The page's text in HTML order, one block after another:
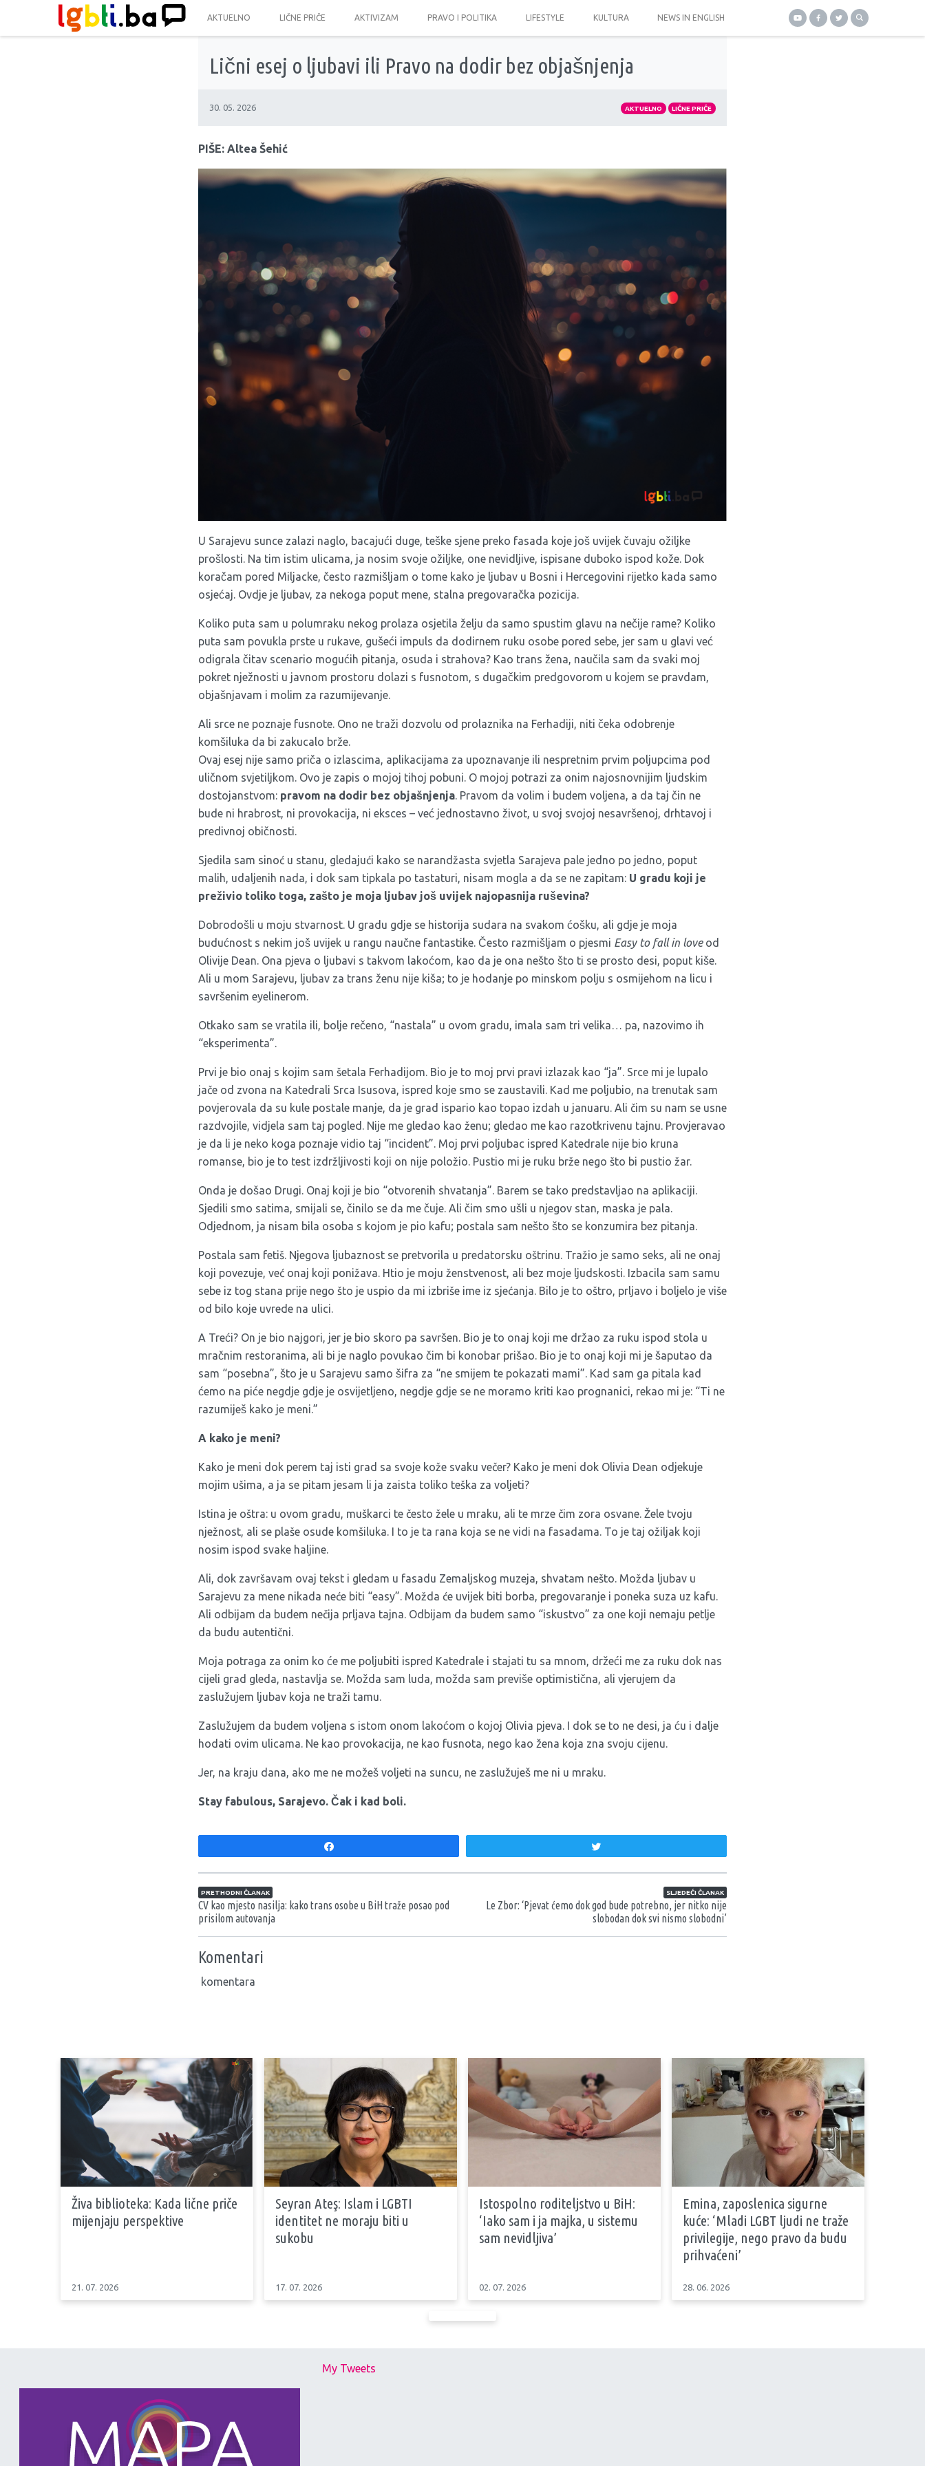
AKTUELNO LIČNE PRIČE AKTIVIZAM PRAVO I POLITIKA LIFESTYLE KULTURA NEWS IN ENGLISH
Lični esej o ljubavi ili Pravo na dodir bez objašnjenja
30. 05. 2026 AKTUELNO LIČNE PRIČE
PIŠE: Altea Šehić
U Sarajevu sunce zalazi naglo, bacajući duge, teške sjene preko fasada koje još uvijek čuvaju ožiljke
prošlosti. Na tim istim ulicama, ja nosim svoje ožiljke, one nevidljive, ispisane duboko ispod kože. Dok
koračam pored Miljacke, često razmišljam o tome kako je ljubav u Bosni i Hercegovini rijetko kada samo
osjećaj. Ovdje je ljubav, za nekoga poput mene, stalna pregovaračka pozicija.
Koliko puta sam u polumraku nekog prolaza osjetila želju da samo spustim glavu na nečije rame? Koliko
puta sam povukla prste u rukave, gušeći impuls da dodirnem ruku osobe pored sebe, jer sam u glavi već
odigrala čitav scenario mogućih pitanja, osuda i strahova? Kao trans žena, naučila sam da svaki moj
pokret nježnosti u javnom prostoru dolazi s fusnotom, s dugačkim predgovorom u kojem se pravdam,
objašnjavam i molim za razumijevanje.
Ali srce ne poznaje fusnote. Ono ne traži dozvolu od prolaznika na Ferhadiji, niti čeka odobrenje
komšiluka da bi zakucalo brže.
Ovaj esej nije samo priča o izlascima, aplikacijama za upoznavanje ili nespretnim prvim poljupcima pod
uličnom svjetiljkom. Ovo je zapis o mojoj tihoj pobuni. O mojoj potrazi za onim najosnovnijim ljudskim
dostojanstvom: pravom na dodir bez objašnjenja. Pravom da volim i budem voljena, a da taj čin ne
bude ni hrabrost, ni provokacija, ni eksces – već jednostavno život, u svoj svojoj nesavršenoj, drhtavoj i
predivnoj običnosti.
Sjedila sam sinoć u stanu, gledajući kako se narandžasta svjetla Sarajeva pale jedno po jedno, poput
malih, udaljenih nada, i dok sam tipkala po tastaturi, nisam mogla a da se ne zapitam: U gradu koji je
preživio toliko toga, zašto je moja ljubav još uvijek najopasnija ruševina?
Dobrodošli u moju stvarnost. U gradu gdje se historija sudara na svakom ćošku, ali gdje je moja
budućnost s nekim još uvijek u rangu naučne fantastike. Često razmišljam o pjesmi Easy to fall in love od
Olivije Dean. Ona pjeva o ljubavi s takvom lakoćom, kao da je ona nešto što ti se prosto desi, poput kiše.
Ali u mom Sarajevu, ljubav za trans ženu nije kiša; to je hodanje po minskom polju s osmijehom na licu i
savršenim eyelinerom.
Otkako sam se vratila ili, bolje rečeno, “nastala” u ovom gradu, imala sam tri velika… pa, nazovimo ih
“eksperimenta”.
Prvi je bio onaj s kojim sam šetala Ferhadijom. Bio je to moj prvi pravi izlazak kao “ja”. Srce mi je lupalo
jače od zvona na Katedrali Srca Isusova, ispred koje smo se zaustavili. Kad me poljubio, na trenutak sam
povjerovala da su kule postale manje, da je grad ispario kao topao izdah u januaru. Ali čim su nam se usne
razdvojile, vidjela sam taj pogled. Nije me gledao kao ženu; gledao me kao razotkrivenu tajnu. Provjeravao
je da li je neko koga poznaje vidio taj “incident”. Moj prvi poljubac ispred Katedrale nije bio kruna
romanse, bio je to test izdržljivosti koji on nije položio. Pustio mi je ruku brže nego što bi pustio žar.
Onda je došao Drugi. Onaj koji je bio “otvorenih shvatanja”. Barem se tako predstavljao na aplikaciji.
Sjedili smo satima, smijali se, činilo se da me čuje. Ali čim smo ušli u njegov stan, maska je pala.
Odjednom, ja nisam bila osoba s kojom je pio kafu; postala sam nešto što se konzumira bez pitanja.
Postala sam fetiš. Njegova ljubaznost se pretvorila u predatorsku oštrinu. Tražio je samo seks, ali ne onaj
koji povezuje, već onaj koji ponižava. Htio je moju ženstvenost, ali bez moje ljudskosti. Izbacila sam samu
sebe iz tog stana prije nego što je uspio da mi izbriše ime iz sjećanja. Bilo je to oštro, prljavo i boljelo je više
od bilo koje uvrede na ulici.
A Treći? On je bio najgori, jer je bio skoro pa savršen. Bio je to onaj koji me držao za ruku ispod stola u
mračnim restoranima, ali bi je naglo povukao čim bi konobar prišao. Bio je to onaj koji mi je šaputao da
sam “posebna”, što je u Sarajevu samo šifra za “ne smijem te pokazati mami”. Kad sam ga pitala kad
ćemo na piće negdje gdje je osvijetljeno, negdje gdje se ne moramo kriti kao prognanici, rekao mi je: “Ti ne
razumiješ kako je meni.”
A kako je meni?
Kako je meni dok perem taj isti grad sa svoje kože svaku večer? Kako je meni dok Olivia Dean odjekuje
mojim ušima, a ja se pitam jesam li ja zaista toliko teška za voljeti?
Istina je oštra: u ovom gradu, muškarci te često žele u mraku, ali te mrze čim zora osvane. Žele tvoju
nježnost, ali se plaše osude komšiluka. I to je ta rana koja se ne vidi na fasadama. To je taj ožiljak koji
nosim ispod svake haljine.
Ali, dok završavam ovaj tekst i gledam u fasadu Zemaljskog muzeja, shvatam nešto. Možda ljubav u
Sarajevu za mene nikada neće biti “easy”. Možda će uvijek biti borba, pregovaranje i poneka suza uz kafu.
Ali odbijam da budem nečija prljava tajna. Odbijam da budem samo “iskustvo” za one koji nemaju petlje
da budu autentični.
Moja potraga za onim ko će me poljubiti ispred Katedrale i stajati tu sa mnom, držeći me za ruku dok nas
cijeli grad gleda, nastavlja se. Možda sam luda, možda sam previše optimistična, ali vjerujem da
zaslužujem ljubav koja ne traži tamu.
Zaslužujem da budem voljena s istom onom lakoćom o kojoj Olivia pjeva. I dok se to ne desi, ja ću i dalje
hodati ovim ulicama. Ne kao provokacija, ne kao fusnota, nego kao žena koja zna svoju cijenu.
Jer, na kraju dana, ako me ne možeš voljeti na suncu, ne zaslužuješ me ni u mraku.
Stay fabulous, Sarajevo. Čak i kad boli.
Navigacija članaka
PRETHODNI ČLANAK
CV kao mjesto nasilja: kako trans osobe u BiH traže posao pod
prisilom autovanja
SLJEDEĆI ČLANAK
Le Zbor: ‘Pjevat ćemo dok god bude potrebno, jer nitko nije
slobodan dok svi nismo slobodni’
Komentari
komentara
Živa biblioteka: Kada lične priče
mijenjaju perspektive
21. 07. 2026
Seyran Ateş: Islam i LGBTI
identitet ne moraju biti u
sukobu
17. 07. 2026
Istospolno roditeljstvo u BiH:
‘Iako sam i ja majka, u sistemu
sam nevidljiva’
02. 07. 2026
Emina, zaposlenica sigurne
kuće: ‘Mladi LGBT ljudi ne traže
privilegije, nego pravo da budu
prihvaćeni’
28. 06. 2026
My Tweets